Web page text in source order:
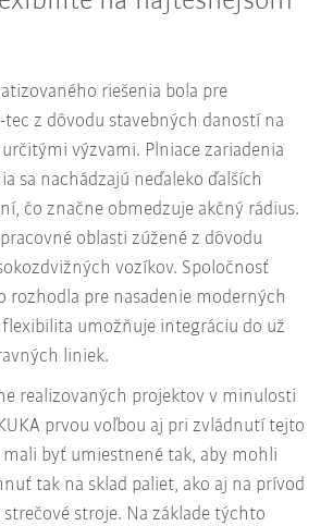
riešenia bola pre
z dôvodu stavebných daností na
výzvami. Plniace zariadenia
sa nachádzajú neďaleko ďalších
čo značne obmedzuje akčný rádius.
oblasti zúžené z dôvodu
vozíkov. Spoločnosť
rozhodla pre nasadenie moderných
umožňuje integráciu do už
liniek.
realizovaných projektov v minulosti
prvou voľbou aj pri zvládnutí tejto
mali byť umiestnené tak, aby mohli
tak na sklad paliet, ako aj na prívod
stroje. Na základe týchto